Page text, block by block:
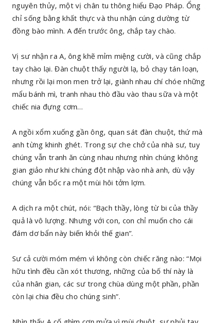
nguyên thủy, một vị chân tu thông hiểu Đạo Pháp. Ổng
chỉ sống bằng khất thực và thu nhận cúng dường từ
đồng bào mình. A đến trước ông, chắp tay chào.
Vị sư nhận ra A, ông khẽ mỉm miệng cười, và cũng chắp
tay chào lại. Đàn chuột thấy người lạ, bỏ chạy tán loạn,
nhưng rồi lại mon men trở lại, giành nhau chí chóe những
mẩu bánh mì, tranh nhau thò đầu vào thau sữa và một
chiếc nia đựng cơm…
A ngồi xổm xuống gần ông, quan sát đàn chuột, thứ mà
anh từng khinh ghét. Trong sự che chở của nhà sư, tuy
chúng vẫn tranh ăn cùng nhau nhưng nhìn chúng không
gian giảo như khi chúng đột nhập vào nhà anh, dù vậy
chúng vẫn bốc ra một mùi hôi tởm lợm.
A dịch ra một chút, nói: “Bạch thầy, lòng từ bi của thầy
quả là vô lượng. Nhưng với con, con chỉ muốn cho cái
đám dơ bẩn này biến khỏi thế gian”.
Sư cả cười móm mém vì không còn chiếc răng nào: “Mọi
hữu tình đều cần xót thương, những của bố thí này là
của nhân gian, các sư trong chùa dùng một phần, phần
còn lại chia đều cho chúng sinh”.